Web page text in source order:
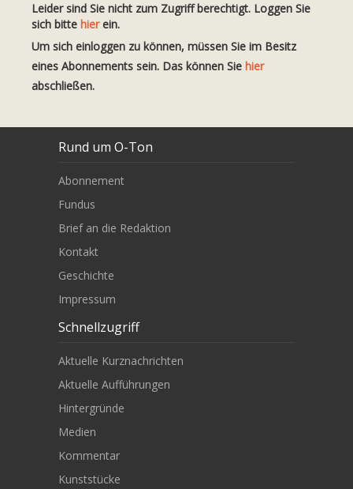
Leider sind Sie nicht zum Zugriff berechtigt. Loggen Sie
sich bitte hierein.
Um sich einloggen zu können, müssen Sie im Besitz
eines Abonnements sein. Das können Sie hier
abschließen.
Rund um O-Ton
Abonnement
Fundus
Brief an die Redaktion
Kontakt
Geschichte
Impressum
Schnellzugriff
Aktuelle Kurznachrichten
Aktuelle Aufführungen
Hintergründe
Medien
Kommentar
Kunststücke